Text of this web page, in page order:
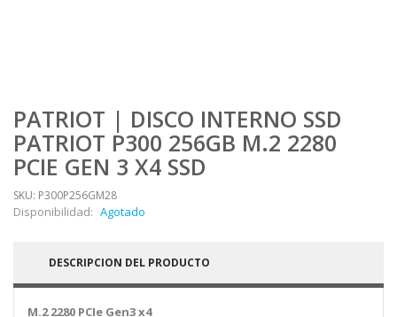
PATRIOT | DISCO INTERNO SSD
PATRIOT P300 256GB M.2 2280
PCIE GEN 3 X4 SSD
SKU: P300P256GM28
Disponibilidad: Agotado
DESCRIPCION DEL PRODUCTO
M.2 2280 PCIe Gen3 x4